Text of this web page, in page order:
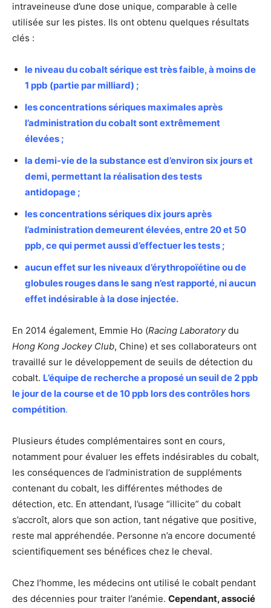
intraveineuse d’une dose unique, comparable à celle
utilisée sur les pistes. Ils ont obtenu quelques résultats
clés :
le niveau du cobalt sérique est très faible, à moins de
1 ppb (partie par milliard) ;
les concentrations sériques maximales après
l’administration du cobalt sont extrêmement
élevées ;
la demi-vie de la substance est d’environ six jours et
demi, permettant la réalisation des tests
antidopage ;
les concentrations sériques dix jours après
l’administration demeurent élevées, entre 20 et 50
ppb, ce qui permet aussi d’effectuer les tests ;
aucun effet sur les niveaux d’érythropoïétine ou de
globules rouges dans le sang n’est rapporté, ni aucun
effet indésirable à la dose injectée.
En 2014 également, Emmie Ho (Racing Laboratorydu
Hong Kong Jockey Club, Chine) et ses collaborateurs ont
travaillé sur le développement de seuils de détection du
cobalt. L’équipe de recherche a proposé un seuil de 2 ppb
le jour de la course et de 10 ppb lors des contrôles hors
compétition.
Plusieurs études complémentaires sont en cours,
notamment pour évaluer les effets indésirables du cobalt,
les conséquences de l’administration de suppléments
contenant du cobalt, les différentes méthodes de
détection, etc. En attendant, l’usage “illicite” du cobalt
s’accroît, alors que son action, tant négative que positive,
reste mal appréhendée. Personne n’a encore documenté
scientifiquement ses bénéfices chez le cheval.
Chez l’homme, les médecins ont utilisé le cobalt pendant
des décennies pour traiter l’anémie. Cependant, associé